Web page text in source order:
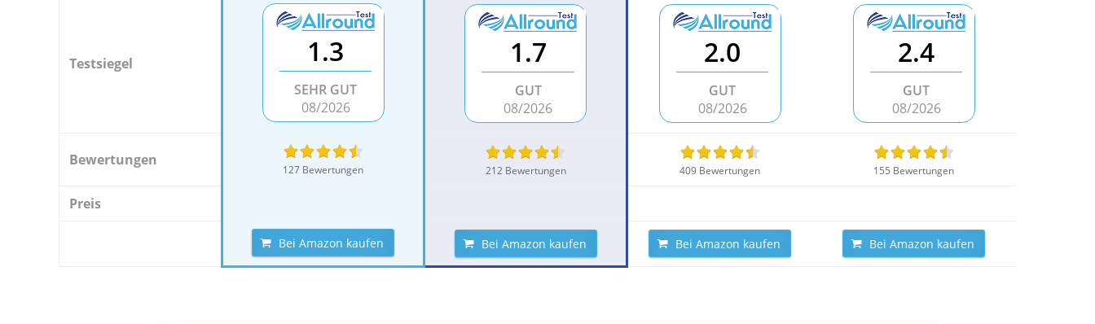
Testsiegel 1.3
SEHR GUT
08/2026
1.7
GUT
08/2026
2.0
GUT
08/2026
2.4
GUT
08/2026
Bewertungen
127 Bewertungen 212 Bewertungen 409 Bewertungen 155 Bewertungen
Preis
Bei Amazon kaufen Bei Amazon kaufen Bei Amazon kaufen Bei Amazon kaufen